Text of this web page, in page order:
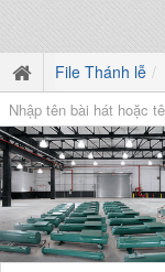
File Thánh lễ